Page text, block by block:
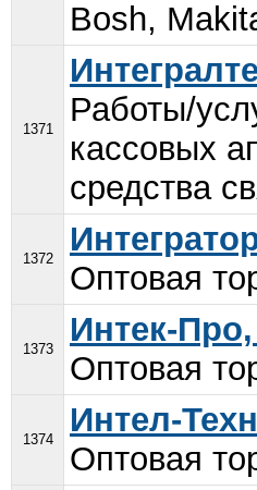
Bosh,
1371
Работы/
кассовых
средства
1372
Оптовая
1373
Интек-
Оптовая
1374
Интел-
Оптовая